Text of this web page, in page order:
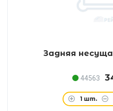
Задняя
44563
1 шт.